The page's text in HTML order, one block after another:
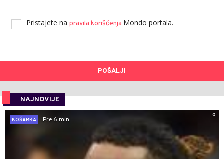
Pristajete na pravila korišćenja Mondo portala.
POŠALJI
NAJNOVIJE
0
KOŠARKA
Pre 6 min